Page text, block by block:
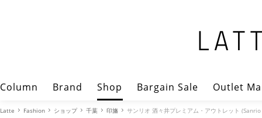
Column Brand Shop Bargain Sale Outlet
Latte Fashion ショップ 千葉 印旛 サンリオ 酒々井プレミアム・アウトレット